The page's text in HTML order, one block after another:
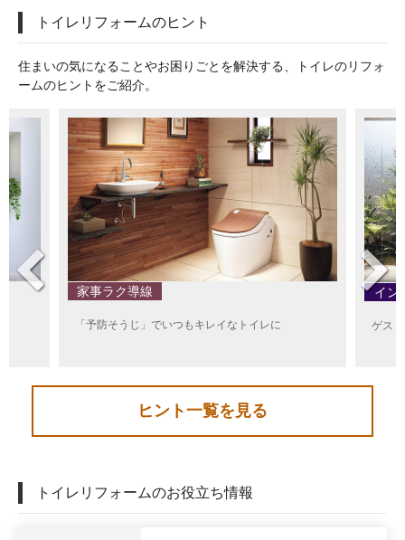
トイレリフォームのヒント
住まいの気になることやお困りごとを解決する、トイレのリフォ
ームのヒントをご紹介。
家事ラク導線
「予防そうじ」でいつもキレイなトイレに
イン
ゲス
ヒント一覧を見る
トイレリフォームのお役立ち情報